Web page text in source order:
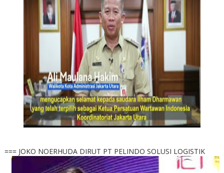
=== JOKO NOERHUDA DIRUT PT PELINDO SOLUSI LOGISTIK